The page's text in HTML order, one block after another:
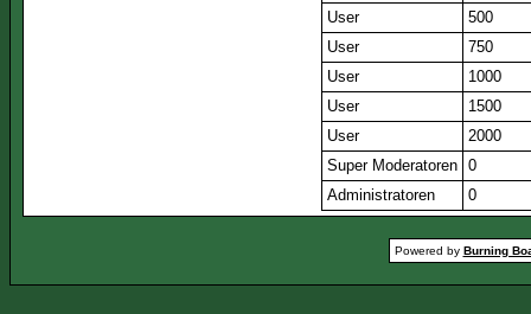
User
500
User
750
User
1000
User
1500
User
2000
Super Moderatoren 0
Administratoren
0
Powered by Burning